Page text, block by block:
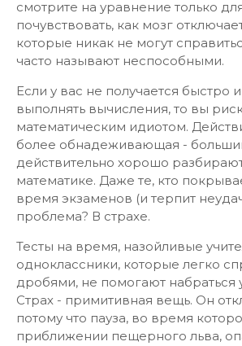
смотрите на уравнение только
почувствовать, как мозг
которые никак не могут
часто называют неспособными.
Если у вас не получается быстро
выполнять вычисления, то вы
математическим идиотом.
более обнадеживающая -
действительно хорошо
математике. Даже те, кто
время экзаменов (и терпит
проблема? В страхе.
Тесты на время, назойливые
одноклассники, которые легко
дробями, не помогают набраться
Страх - примитивная вещь. Он
потому что пауза, во время
приближении пещерного льва,